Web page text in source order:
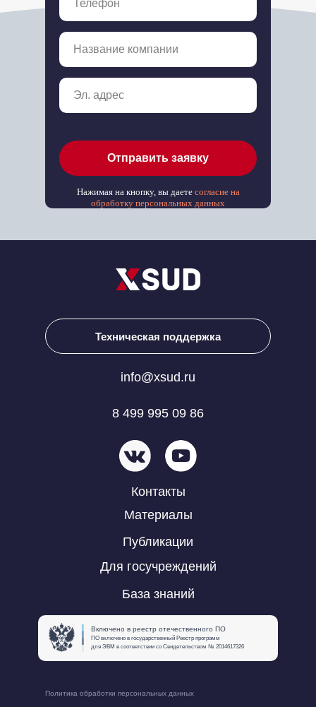
Отправить заявку
Нажимая на кнопку, вы даете согласие на
обработку персональных данных
info@xsud.ru
8 499 995 09 86
Контакты
Материалы
Техническая поддержка
Политика обработки персональных данных
Публикации
Для госучреждений
База знаний
Включено в реестр отечественного ПО
ПО включено в государственный Реестр программ
для ЭВМ в соответствии со Свидетельством № 2014617326